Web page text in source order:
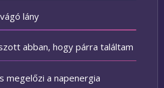
lány
abban, hogy párra találtam
megelőzi a napenergia